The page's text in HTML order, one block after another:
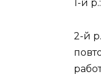
1-й
2-й